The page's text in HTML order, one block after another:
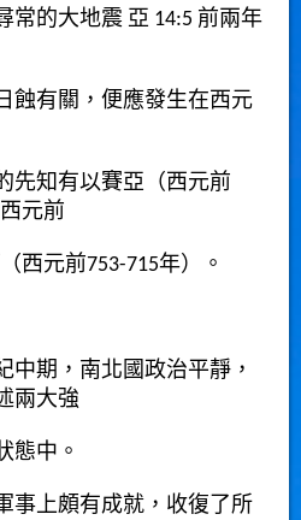
常的大地震 亞 14:5 前兩年
蝕有關，便應發生在西元
先知有以賽亞（西元前
元前
西元前753-715年）。
中期，南北國政治平靜，
兩大強
態中。
事上頗有成就，收復了所